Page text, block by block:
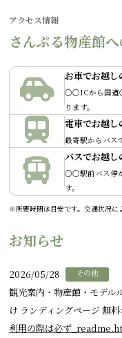
アクセス情報
さんぷる物産館
お車でお越し
○○ICから国道
ります。
電車でお越し
最寄駅からバス
バスでお越し
○○駅前バス停
す。
※所要時間は目安です。交通状況に
お知らせ
2026/05/28 その他
観光案内・物産館・モデル
け ランディングページ 無
利用の際は必ず